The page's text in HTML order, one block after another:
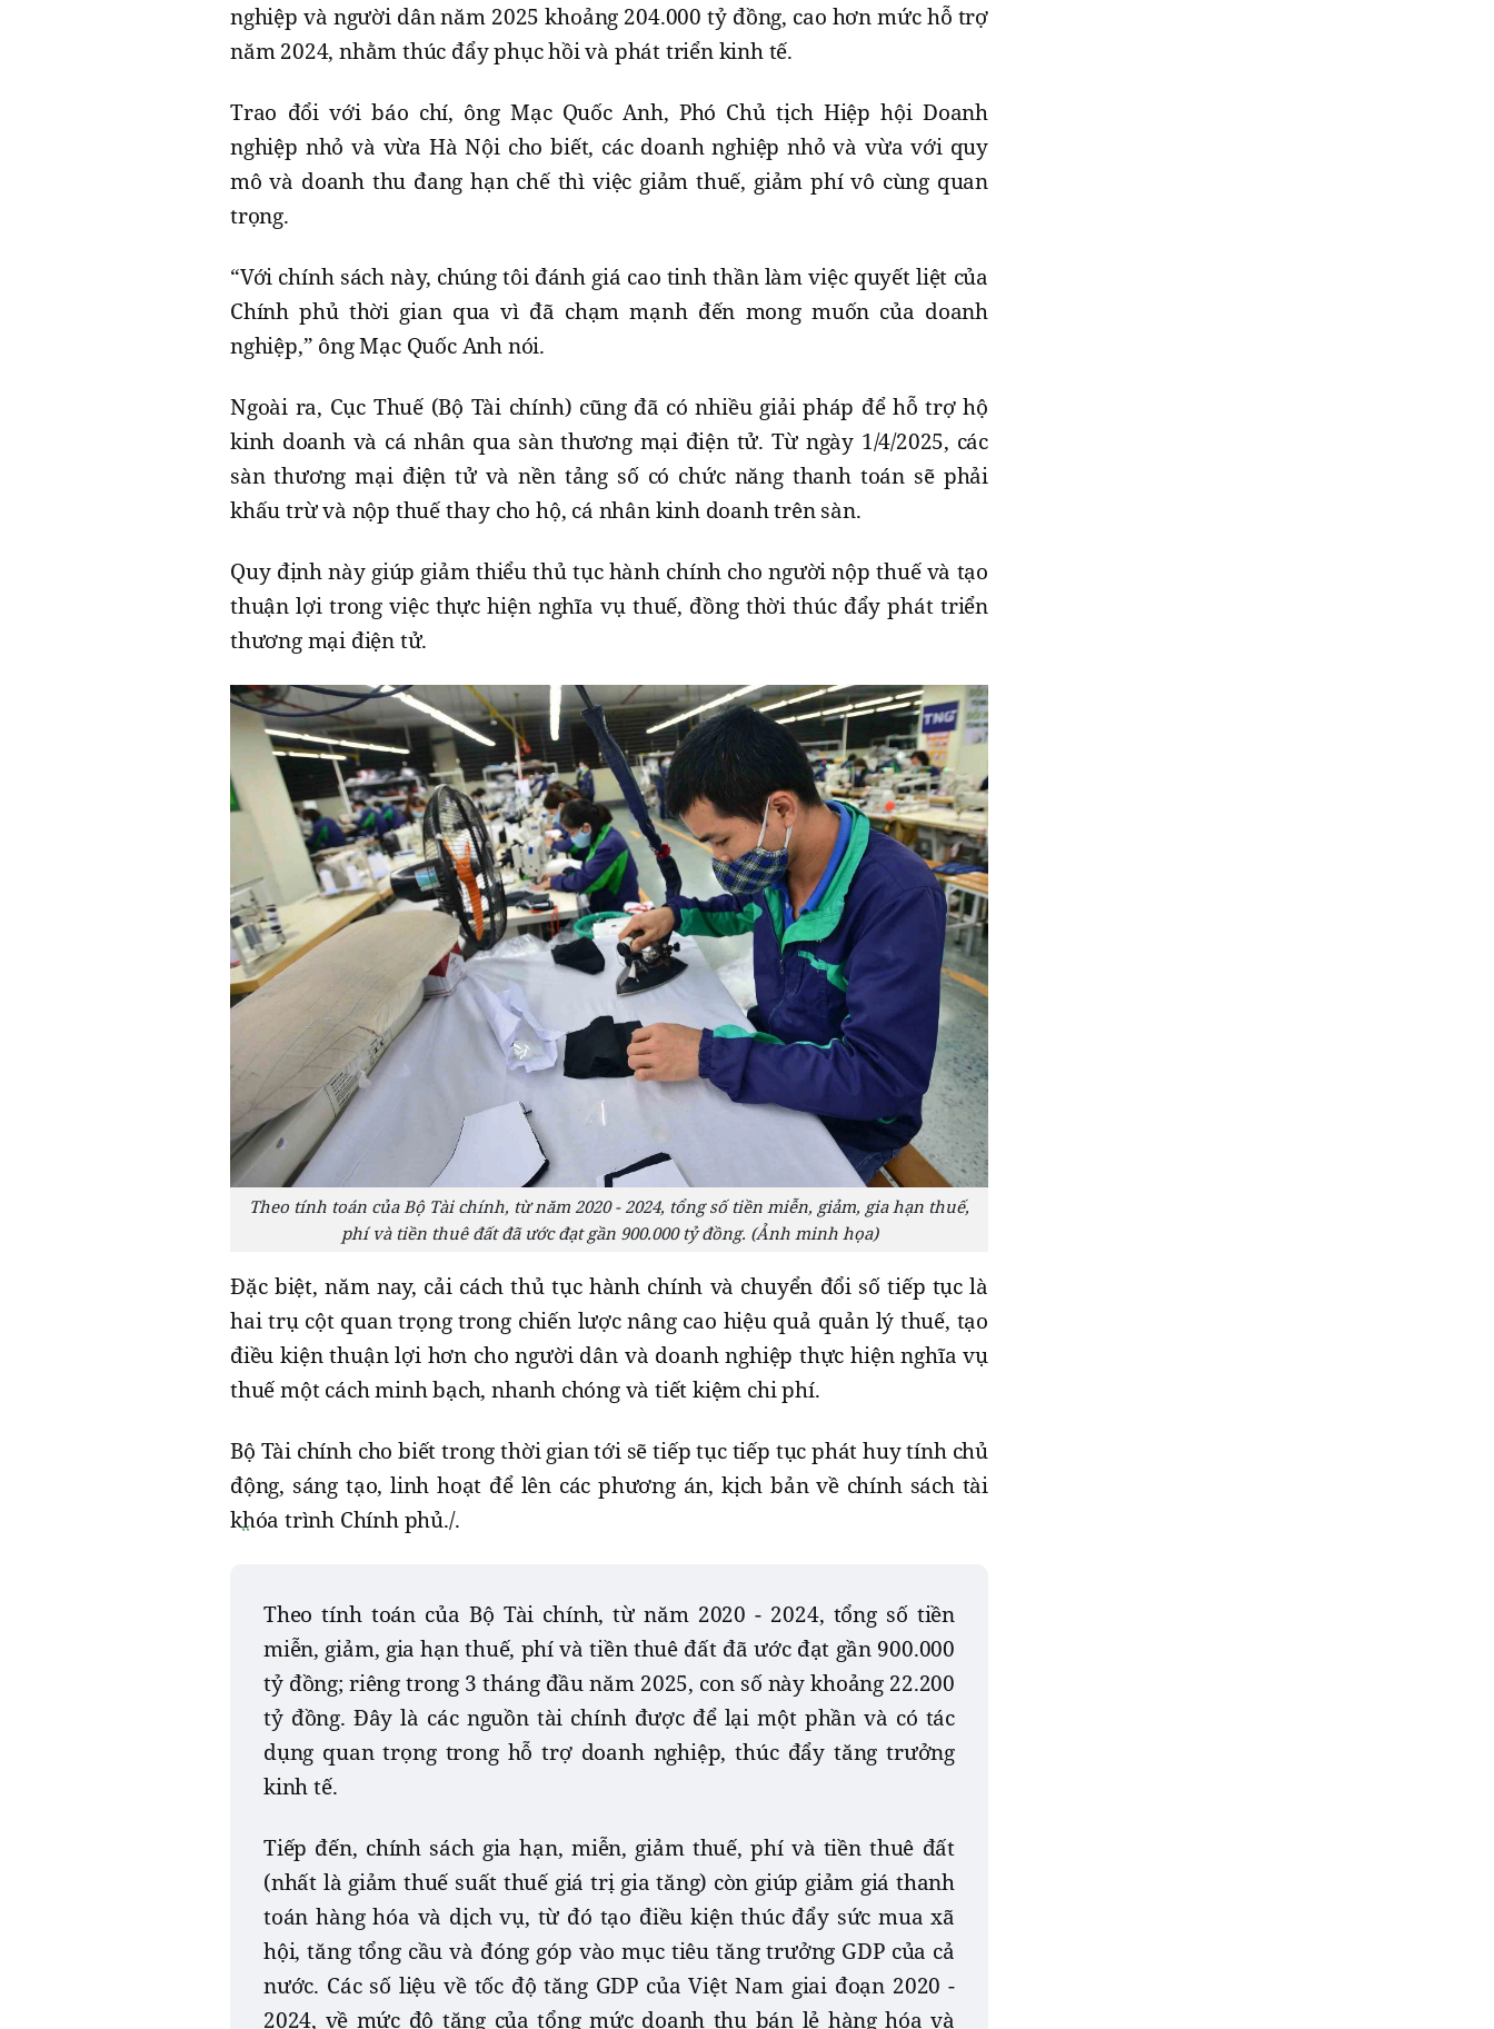
nghiệp và người dân năm 2025 khoảng 204.000 tỷ đồng, cao hơn mức hỗ trợ
năm 2024, nhằm thúc đẩy phục hồi và phát triển kinh tế.
Trao đổi với báo chí, ông Mạc Quốc Anh, Phó Chủ tịch Hiệp hội Doanh
nghiệp nhỏ và vừa Hà Nội cho biết, các doanh nghiệp nhỏ và vừa với quy
mô và doanh thu đang hạn chế thì việc giảm thuế, giảm phí vô cùng quan
trọng.
“Với chính sách này, chúng tôi đánh giá cao tinh thần làm việc quyết liệt của
Chính phủ thời gian qua vì đã chạm mạnh đến mong muốn của doanh
nghiệp,” ông Mạc Quốc Anh nói.
Ngoài ra, Cục Thuế (Bộ Tài chính) cũng đã có nhiều giải pháp để hỗ trợ hộ
kinh doanh và cá nhân qua sàn thương mại điện tử. Từ ngày 1/4/2025, các
sàn thương mại điện tử và nền tảng số có chức năng thanh toán sẽ phải
khấu trừ và nộp thuế thay cho hộ, cá nhân kinh doanh trên sàn.
Quy định này giúp giảm thiểu thủ tục hành chính cho người nộp thuế và tạo
thuận lợi trong việc thực hiện nghĩa vụ thuế, đồng thời thúc đẩy phát triển
thương mại điện tử.
Theo tính toán của Bộ Tài chính, từ năm 2020 - 2024, tổng số tiền miễn, giảm, gia hạn thuế,
phí và tiền thuê đất đã ước đạt gần 900.000 tỷ đồng. (Ảnh minh họa)
Đặc biệt, năm nay, cải cách thủ tục hành chính và chuyển đổi số tiếp tục là
hai trụ cột quan trọng trong chiến lược nâng cao hiệu quả quản lý thuế, tạo
điều kiện thuận lợi hơn cho người dân và doanh nghiệp thực hiện nghĩa vụ
thuế một cách minh bạch, nhanh chóng và tiết kiệm chi phí.
Bộ Tài chính cho biết trong thời gian tới sẽ tiếp tục tiếp tục phát huy tính chủ
động, sáng tạo, linh hoạt để lên các phương án, kịch bản về chính sách tài
khóa trình Chính phủ./.
Theo tính toán của Bộ Tài chính, từ năm 2020 - 2024, tổng số tiền
miễn, giảm, gia hạn thuế, phí và tiền thuê đất đã ước đạt gần 900.000
tỷ đồng; riêng trong 3 tháng đầu năm 2025, con số này khoảng 22.200
tỷ đồng. Đây là các nguồn tài chính được để lại một phần và có tác
dụng quan trọng trong hỗ trợ doanh nghiệp, thúc đẩy tăng trưởng
kinh tế.
Tiếp đến, chính sách gia hạn, miễn, giảm thuế, phí và tiền thuê đất
(nhất là giảm thuế suất thuế giá trị gia tăng) còn giúp giảm giá thanh
toán hàng hóa và dịch vụ, từ đó tạo điều kiện thúc đẩy sức mua xã
hội, tăng tổng cầu và đóng góp vào mục tiêu tăng trưởng GDP của cả
nước. Các số liệu về tốc độ tăng GDP của Việt Nam giai đoạn 2020 -
2024, về mức độ tăng của tổng mức doanh thu bán lẻ hàng hóa và